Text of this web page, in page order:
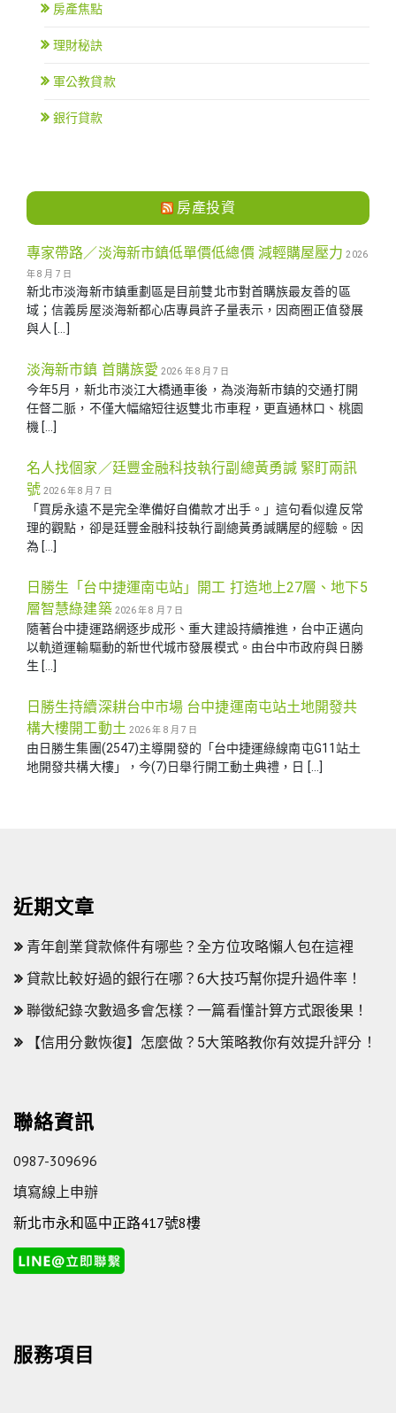
房產焦點
理財秘訣
軍公教貸款
銀行貸款
房產投資
專家帶路／淡海新市鎮低單價低總價 減輕購屋壓力 2026
年 8 月 7 日
新北市淡海新市鎮重劃區是目前雙北市對首購族最友善的區
域；信義房屋淡海新都心店專員許子量表示，因商圈正值發展
與人 […]
淡海新市鎮 首購族愛 2026 年 8 月 7 日
今年5月，新北市淡江大橋通車後，為淡海新市鎮的交通打開
任督二脈，不僅大幅縮短往返雙北市車程，更直通林口、桃園
機 […]
名人找個家／廷豐金融科技執行副總黃勇諴 緊盯兩訊
號 2026 年 8 月 7 日
「買房永遠不是完全準備好自備款才出手。」這句看似違反常
理的觀點，卻是廷豐金融科技執行副總黃勇諴購屋的經驗。因
為 […]
日勝生「台中捷運南屯站」開工 打造地上27層、地下5
層智慧綠建築 2026 年 8 月 7 日
隨著台中捷運路網逐步成形、重大建設持續推進，台中正邁向
以軌道運輸驅動的新世代城市發展模式。由台中市政府與日勝
生 […]
日勝生持續深耕台中市場 台中捷運南屯站土地開發共
構大樓開工動土 2026 年 8 月 7 日
由日勝生集團(2547)主導開發的「台中捷運綠線南屯G11站土
地開發共構大樓」，今(7)日舉行開工動土典禮，日 […]
近期文章
青年創業貸款條件有哪些？全方位攻略懶人包在這裡
貸款比較好過的銀行在哪？6大技巧幫你提升過件率！
聯徵紀錄次數過多會怎樣？一篇看懂計算方式跟後果！
【信用分數恢復】怎麼做？5大策略教你有效提升評分！
聯絡資訊
0987-309696
填寫線上申辦
新北市永和區中正路417號8樓
服務項目